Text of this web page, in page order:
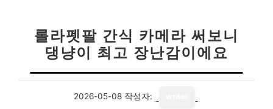
롤라펫팔 간식 카메라 써보니
댕냥이 최고 장난감이에요
2026-05-08 작성자: